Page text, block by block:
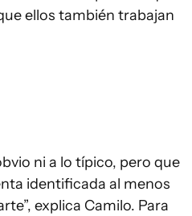
ellos también trabajan
ni a lo típico, pero que
identificada al menos
explica Camilo. Para